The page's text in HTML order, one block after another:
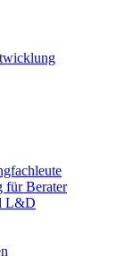
für Berater
L&D